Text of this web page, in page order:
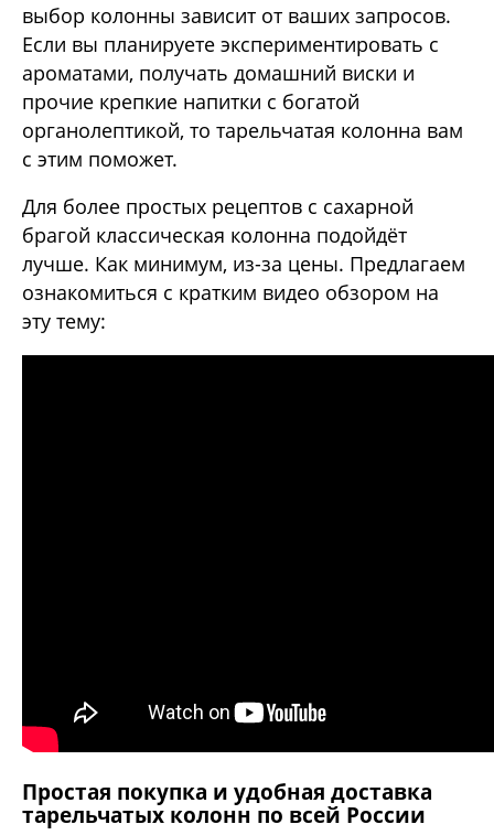
выбор колонны зависит от ваших запросов.
Если вы планируете экспериментировать с
ароматами, получать домашний виски и
прочие крепкие напитки с богатой
органолептикой, то тарельчатая колонна вам
с этим поможет.
Для более простых рецептов с сахарной
брагой классическая колонна подойдёт
лучше. Как минимум, из-за цены. Предлагаем
ознакомиться с кратким видео обзором на
эту тему:
Простая покупка и удобная доставка
тарельчатых колонн по всей России